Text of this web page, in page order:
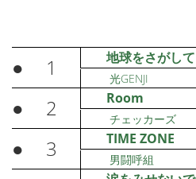
● 1 地球をさがして
光GENJI
● 2 Room
チェッカーズ
● 3 TIME ZONE
男闘呼組